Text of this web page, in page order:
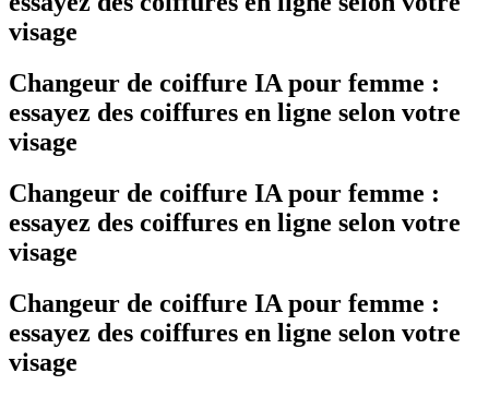
visage
Changeur de coiffure IA pour femme :
essayez des coiffures en ligne selon votre
visage
Changeur de coiffure IA pour femme :
essayez des coiffures en ligne selon votre
visage
Changeur de coiffure IA pour femme :
essayez des coiffures en ligne selon votre
visage